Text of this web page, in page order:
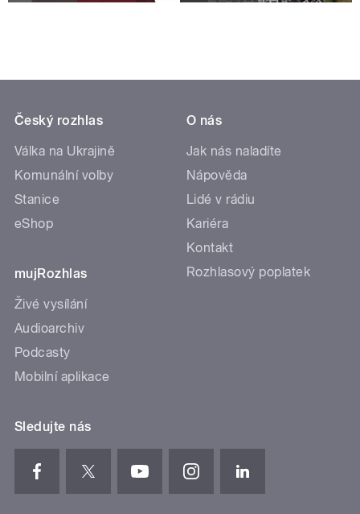
Český rozhlas
Válka na Ukrajině
Komunální volby
Stanice
eShop
mujRozhlas
Živé vysílání
Audioarchiv
Podcasty
Mobilní aplikace
O nás
Jak nás naladíte
Nápověda
Lidé v rádiu
Kariéra
Kontakt
Rozhlasový poplatek
Sledujte nás